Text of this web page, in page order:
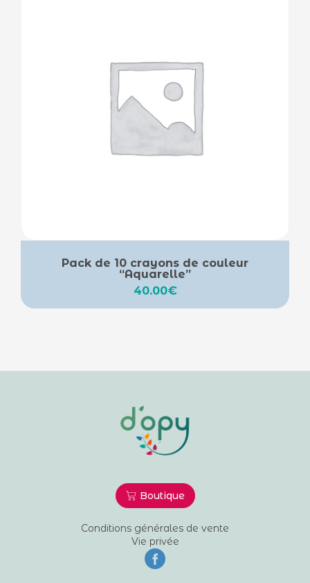
Pack de 10 crayons de couleur
“Aquarelle”
40.00€
Boutique
Conditions générales de vente
Vie privée